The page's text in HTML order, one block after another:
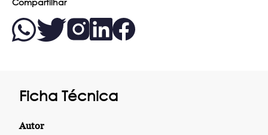
Ficha Técnica
Autor
Compartilhar